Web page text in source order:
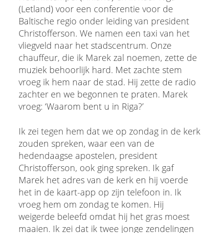
(Letland) voor een conferentie voor de
Baltische regio onder leiding van president
Christofferson. We namen een taxi van het
vliegveld naar het stadscentrum. Onze
chauffeur, die ik Marek zal noemen, zette de
muziek behoorlijk hard. Met zachte stem
vroeg ik hem naar de stad. Hij zette de radio
zachter en we begonnen te praten. Marek
vroeg: ‘Waarom bent u in Riga?’
Ik zei tegen hem dat we op zondag in de kerk
zouden spreken, waar een van de
hedendaagse apostelen, president
Christofferson, ook ging spreken. Ik gaf
Marek het adres van de kerk en hij voerde
het in de kaart-app op zijn telefoon in. Ik
vroeg hem om zondag te komen. Hij
weigerde beleefd omdat hij het gras moest
maaien. Ik zei dat ik twee jonge zendelingen